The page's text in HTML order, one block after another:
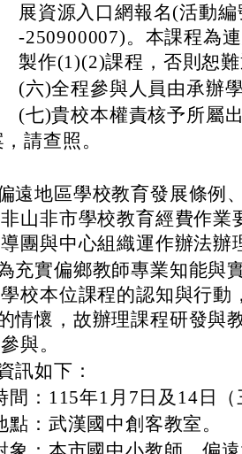
展資源入口網報名(活動
-250900007)。本課程為
製作(1)(2)課程，否則恕
(六)全程參與人員由承辦
(七)貴校本權責核予所屬
請查照。
遠地區學校教育發展條例
山非市學校教育經費作業
團與中心組織運作辦法辦
充實偏鄉教師專業知能與
校本位課程的認知與行動
情懷，故辦理課程研發與
與。
訊如下：
間：115年1月7日及14日
點：武漢國中創客教室。